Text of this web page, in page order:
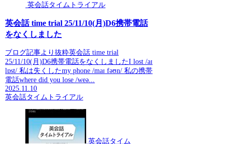
英会話タイムトライアル
英会話 time trial 25/11/10(月)D6携帯電話
をなくしました
ブログ記事より抜粋英会話 time trial
25/11/10(月)D6携帯電話をなくしましたI lost /aɪ
lɒst/ 私は失くしたmy phone /maɪ fəʊn/ 私の携帯
電話where did you lose /weə...
2025.11.10
英会話タイムトライアル
英会話タイム